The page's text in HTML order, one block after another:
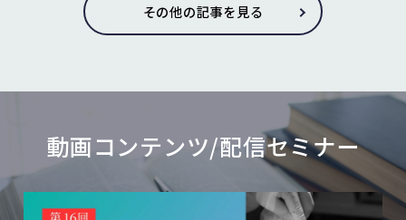
その他の記事を見る
動画コンテンツ/配信セミナー